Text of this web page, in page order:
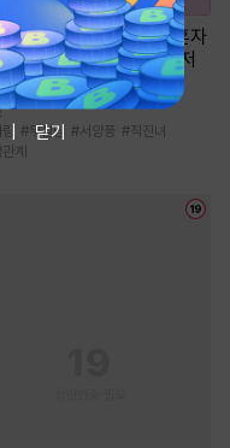
[일권만] 웃지 않는 약혼자
사랑에 빠진 건 변장한 저
같습니다 [단행본]
#무심남 #서양풍 #직진녀
계
닫기